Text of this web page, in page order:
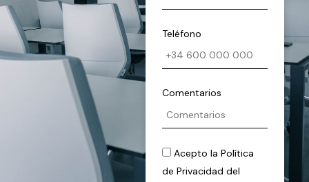
Teléfono
Comentarios
Acepto laPolítica
de Privacidad del